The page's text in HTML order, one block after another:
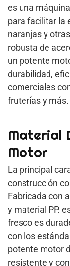
es una
para facilitar la
naranjas y
robusta de
un potente
durabilidad,
comerciales
fruterías y más.
Material
Motor
La principal
construcción
Fabricada con
y material PP,
fresco es
con los
potente motor
resistente y